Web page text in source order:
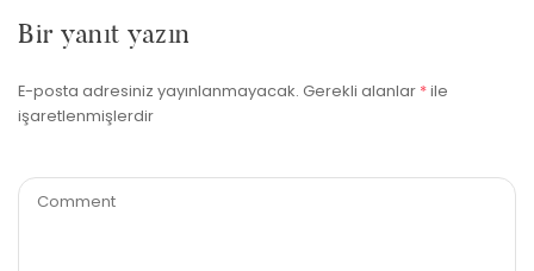
Bir yanıt yazın
E-posta adresiniz yayınlanmayacak. Gerekli alanlar *ile
işaretlenmişlerdir